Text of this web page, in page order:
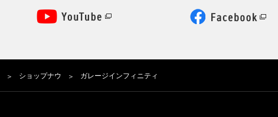
ショップナウ ガレージインフィニティ